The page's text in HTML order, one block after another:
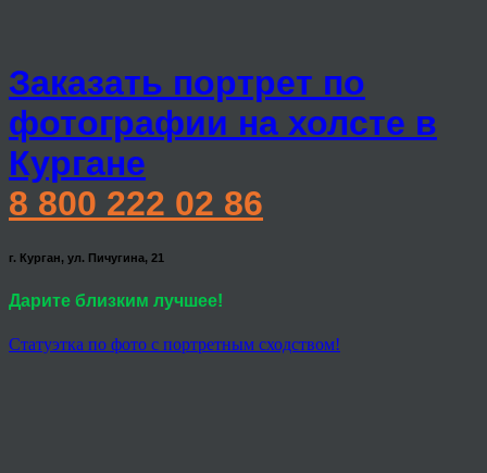
Заказать портрет по
фотографии на холсте в
Кургане
8 800 222 02 86
г. Курган, ул. Пичугина, 21
Дарите близким лучшее!
Статуэтка по фото с портретным сходством!